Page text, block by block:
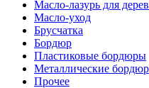
Масло-лазурь для
Масло-уход
Брусчатка
Бордюр
Пластиковые бордюры
Металлические
Прочее